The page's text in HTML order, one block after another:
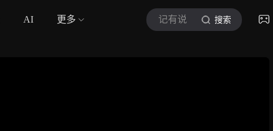
AI 更多 记有说 搜索